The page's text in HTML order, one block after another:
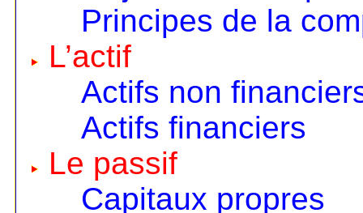
Principes de la
L’actif
Actifs non
Actifs financiers
Le passif
Capitaux propres